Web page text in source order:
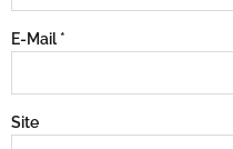
E-Mail *
Site